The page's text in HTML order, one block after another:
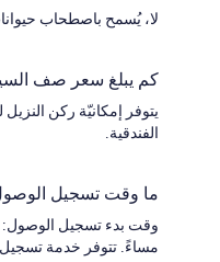
لا، يُسمح باصطحاب
كم يبلغ سعر صف
يتوفر إمكانيّة ركن
الفندقية.
ما وقت تسجيل
مساءً. تتوفر خدمة